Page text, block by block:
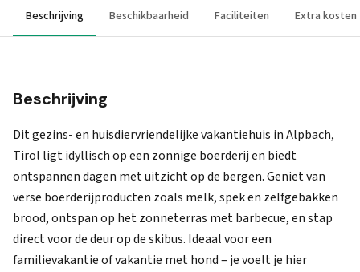
Beschrijving Beschikbaarheid Faciliteiten Extra kosten
Beschrijving
Dit gezins- en huisdiervriendelijke vakantiehuis in Alpbach,
Tirol ligt idyllisch op een zonnige boerderij en biedt
ontspannen dagen met uitzicht op de bergen. Geniet van
verse boerderijproducten zoals melk, spek en zelfgebakken
brood, ontspan op het zonneterras met barbecue, en stap
direct voor de deur op de skibus. Ideaal voor een
familievakantie of vakantie met hond – je voelt je hier